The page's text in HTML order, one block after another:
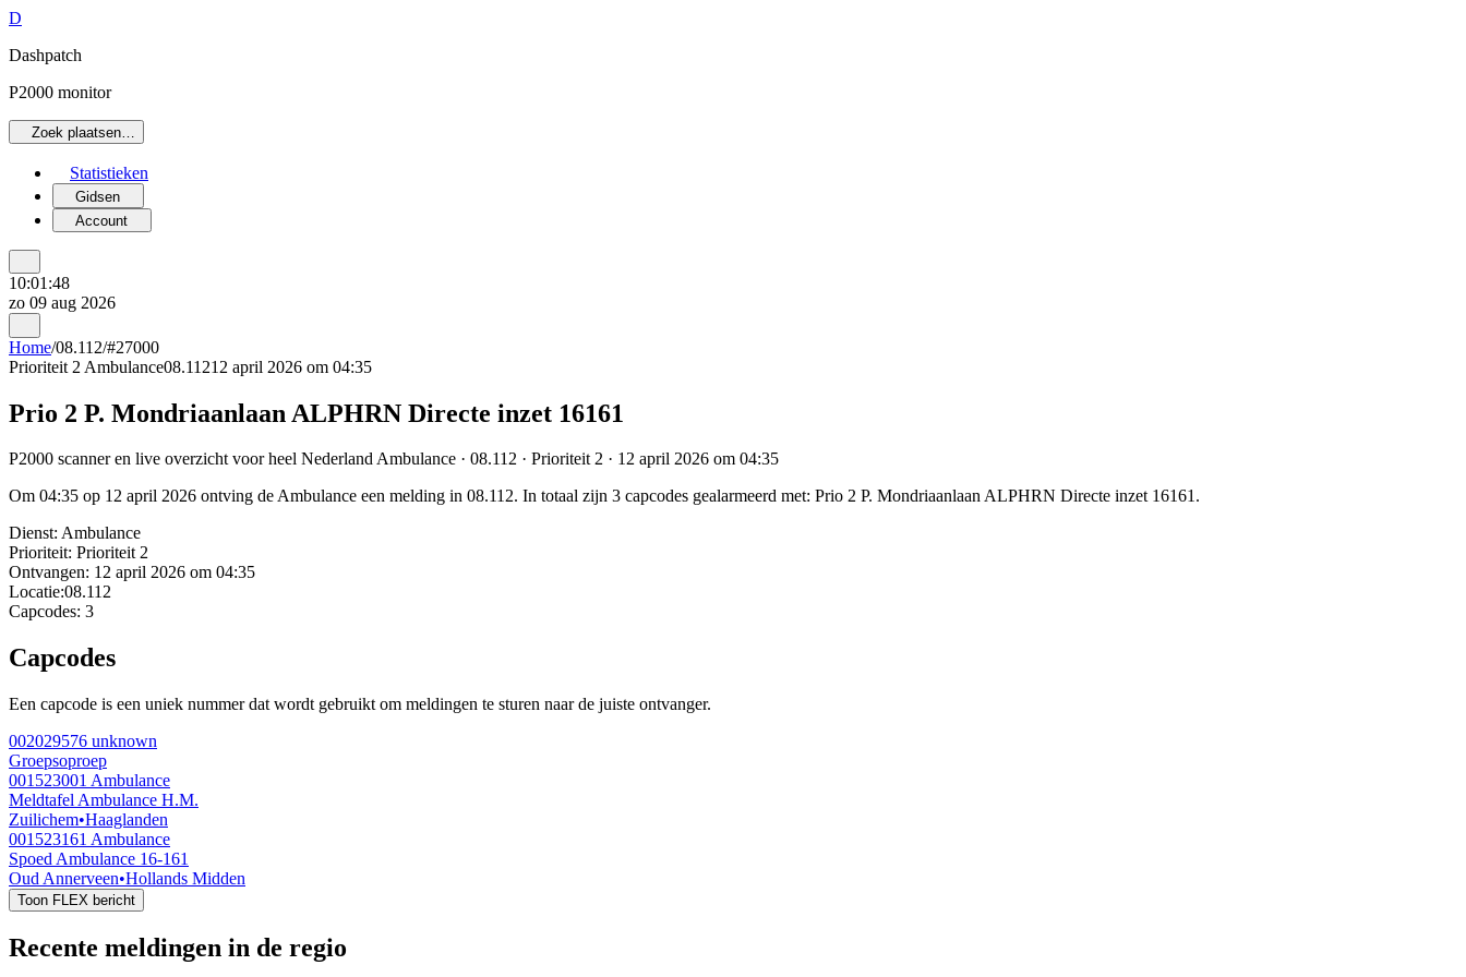
D
Dashpatch
P2000 monitor
Zoek plaatsen…
Statistieken
Gidsen
Account
10:01:48
zo 09 aug 2026
Home/08.112/#27000
Prioriteit 2 Ambulance08.11212 april 2026 om 04:35
Prio 2 P. Mondriaanlaan ALPHRN Directe inzet 16161
P2000 scanner en live overzicht voor heel Nederland Ambulance · 08.112 · Prioriteit 2 · 12 april 2026 om 04:35
Om 04:35 op 12 april 2026 ontving de Ambulance een melding in 08.112. In totaal zijn 3 capcodes gealarmeerd met: Prio 2 P. Mondriaanlaan ALPHRN Directe inzet 16161.
Dienst: Ambulance
Prioriteit: Prioriteit 2
Ontvangen: 12 april 2026 om 04:35
Locatie:08.112
Capcodes: 3
Capcodes
Een capcode is een uniek nummer dat wordt gebruikt om meldingen te sturen naar de juiste ontvanger.
002029576 unknown
Groepsoproep
001523001 Ambulance
Meldtafel Ambulance H.M.
Zuilichem•Haaglanden
001523161 Ambulance
Spoed Ambulance 16-161
Oud Annerveen•Hollands Midden
Toon FLEX bericht
Recente meldingen in de regio